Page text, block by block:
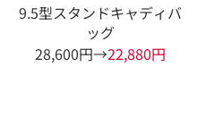
9.5型スタンドキャディバ
ッグ
28,600円→22,880円